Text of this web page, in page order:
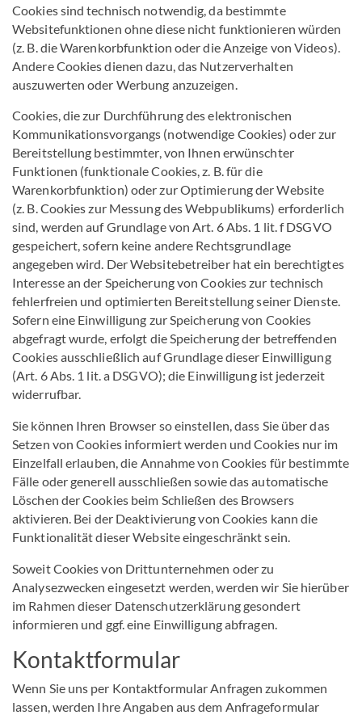
Cookies sind technisch notwendig, da bestimmte
Websitefunktionen ohne diese nicht funktionieren würden
(z. B. die Warenkorbfunktion oder die Anzeige von Videos).
Andere Cookies dienen dazu, das Nutzerverhalten
auszuwerten oder Werbung anzuzeigen.
Cookies, die zur Durchführung des elektronischen
Kommunikationsvorgangs (notwendige Cookies) oder zur
Bereitstellung bestimmter, von Ihnen erwünschter
Funktionen (funktionale Cookies, z. B. für die
Warenkorbfunktion) oder zur Optimierung der Website
(z. B. Cookies zur Messung des Webpublikums) erforderlich
sind, werden auf Grundlage von Art. 6 Abs. 1 lit. f DSGVO
gespeichert, sofern keine andere Rechtsgrundlage
angegeben wird. Der Websitebetreiber hat ein berechtigtes
Interesse an der Speicherung von Cookies zur technisch
fehlerfreien und optimierten Bereitstellung seiner Dienste.
Sofern eine Einwilligung zur Speicherung von Cookies
abgefragt wurde, erfolgt die Speicherung der betreffenden
Cookies ausschließlich auf Grundlage dieser Einwilligung
(Art. 6 Abs. 1 lit. a DSGVO); die Einwilligung ist jederzeit
widerrufbar.
Sie können Ihren Browser so einstellen, dass Sie über das
Setzen von Cookies informiert werden und Cookies nur im
Einzelfall erlauben, die Annahme von Cookies für bestimmte
Fälle oder generell ausschließen sowie das automatische
Löschen der Cookies beim Schließen des Browsers
aktivieren. Bei der Deaktivierung von Cookies kann die
Funktionalität dieser Website eingeschränkt sein.
Soweit Cookies von Drittunternehmen oder zu
Analysezwecken eingesetzt werden, werden wir Sie hierüber
im Rahmen dieser Datenschutzerklärung gesondert
informieren und ggf. eine Einwilligung abfragen.
Kontaktformular
Wenn Sie uns per Kontaktformular Anfragen zukommen
lassen, werden Ihre Angaben aus dem Anfrageformular